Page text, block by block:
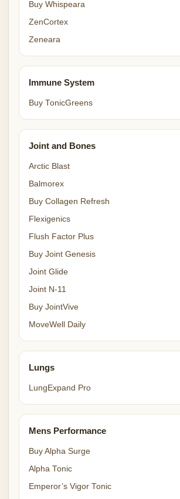
Buy Whispeara
ZenCortex
Zeneara
Immune System
Buy TonicGreens
Joint and Bones
Arctic Blast
Balmorex
Buy Collagen Refresh
Flexigenics
Flush Factor Plus
Buy Joint Genesis
Joint Glide
Joint N-11
Buy JointVive
MoveWell Daily
Lungs
LungExpand Pro
Mens Performance
Buy Alpha Surge
Alpha Tonic
Emperor’s Vigor Tonic